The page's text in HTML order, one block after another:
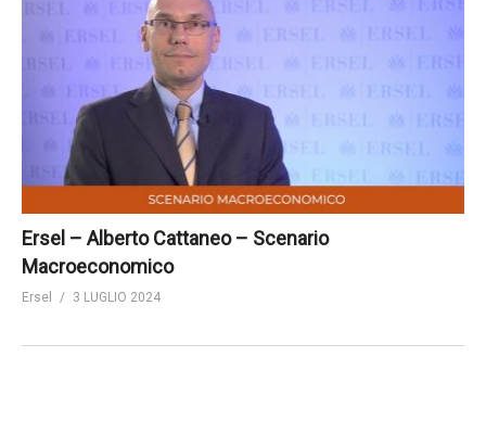
Ersel – Alberto Cattaneo – Scenario
Macroeconomico
Ersel 3 LUGLIO 2024